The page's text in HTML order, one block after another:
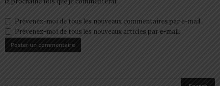
Prévenez-moi de tous les nouveaux commentaires par e-mail.
Prévenez-moi de tous les nouveaux articles par e-mail.